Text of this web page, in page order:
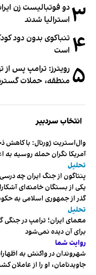
۳ استرالیا شدند
۴ تنباکوی بدون دود
است
۵ رویترز: ترامپ پس
منطقه، حملات
انتخاب سردبیر
وال‌استریت ژورنال: با کاهش
آمریکا نگران حمله روسیه به
تحلیل
پنتاگون از جنگ ایران چه
یکی از بستگان خامنه‌ای
گذر از جمهوری اسلامی به
تحلیل
معمای ایران؛ ترامپ در جنگی
برای آن دیده نمی‌شود
روایت شما
شهروندان در واکنش به
جاویدنامان، او را از عاملان